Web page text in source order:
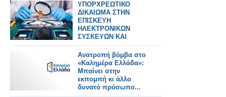
ΥΠΟΡΧΡΕΩΤΙΚΟ
ΔΙΚΑΙΩΜΑ ΣΤΗΝ
ΕΠΙΣΚΕΥΗ
ΗΛΕΚΤΡΟΝΙΚΩΝ
ΣΥΣΚΕΥΩΝ ΚΑΙ
SPARTPHONES ΣΤΗΝ
ΕΛΛΑΔΑ
Ανατροπή βόμβα στο
«Καλημέρα Ελλάδα»:
Μπαίνει στην
εκπομπή κι άλλο
δυνατό πρόσωπο...